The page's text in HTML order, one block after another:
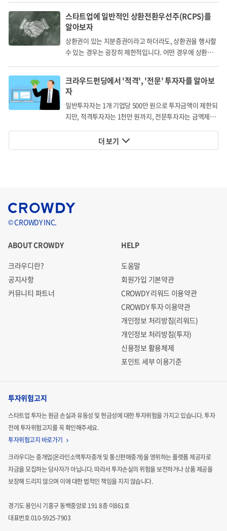
국내 명품시장과
온라인 비중의 증가
국내 명품시장의 규모는 지속적으로 우상향 하였습니다. 대
난 COVID-19와 같은 경제 위축 시기에도 명품 소비는 역설적
으로 더욱 확대되어 왔습니다. 명품의 대한 수요가 과거에는
40-50대 중심으로 형성되었다면, 이제는 20-30대까지 소비
국내 명품시장 규모(자료:유로모니터)
온라인 명품시장도 꾸준히 성장하여 '21년 기준 약 1.7조 원의
규모이며, 이는 국내 전체 명품시장에서 약 10% 정도입니다.
으로 향후 명품시장에서의 온라인 비중은 지속적으로 증가할
것으로 예상하고 있습니다.
스타트업에 일반적인 상환전환우선주(RCPS)를
알아보자
상환권이 있는 지분증권이라고 하더라도, 상환권을 행사할
수 있는 경우는 굉장히 제한적입니다. 어떤 경우에 상환권
크라우드펀딩에서 '적격', '전문' 투자자를 알아보
자
일반투자자는 1개 기업당 500만 원으로 투자금액이 제한되
지만, 적격투자자는 1천만 원까지, 전문투자자는 금액제한
더 보기
© CROWDY INC.
ABOUT CROWDY
크라우디란?
공지사항
커뮤니티 파트너
HELP
도움말
회원가입 기본약관
CROWDY 리워드 이용약관
CROWDY 투자 이용약관
개인정보 처리방침(리워드)
개인정보 처리방침(투자)
신용정보 활용체제
포인트 세부 이용기준
투자위험고지
스타트업 투자는 원금 손실과 유동성 및 현금성에 대한 투자위험을 가지고 있습니다.투자
전에 투자위험고지를 꼭 확인해주세요.
투자위험고지 바로가기
크라우디는 중개업(온라인소액투자중개 및 통신판매중개)을 영위하는 플랫폼 제공자로
자금을 모집하는당사자가 아닙니다. 따라서 투자손실의 위험을 보전하거나 상품 제공을
보장해 드리지 않으며 이에 대한 법적인 책임을 지지 않습니다.
경기도 용인시 기흥구 동백중앙로 191 8층 이861호
대표번호 010-5925-7903